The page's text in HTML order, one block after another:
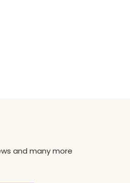
and many more